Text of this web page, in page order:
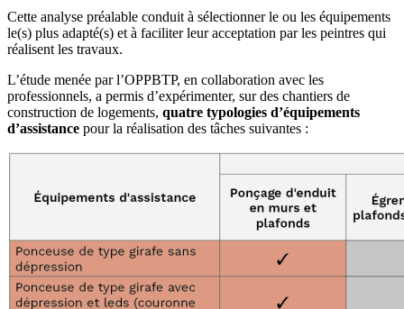
Cette analyse préalable conduit à sélectionner le ou les équipements
le(s) plus adapté(s) et à faciliter leur acceptation par les peintres qui
réalisent les travaux.
L’étude menée par l’OPPBTP, en collaboration avec les
professionnels, a permis d’expérimenter, sur des chantiers de
construction de logements, quatre typologies d’équipements
d’assistance pour la réalisation des tâches suivantes :